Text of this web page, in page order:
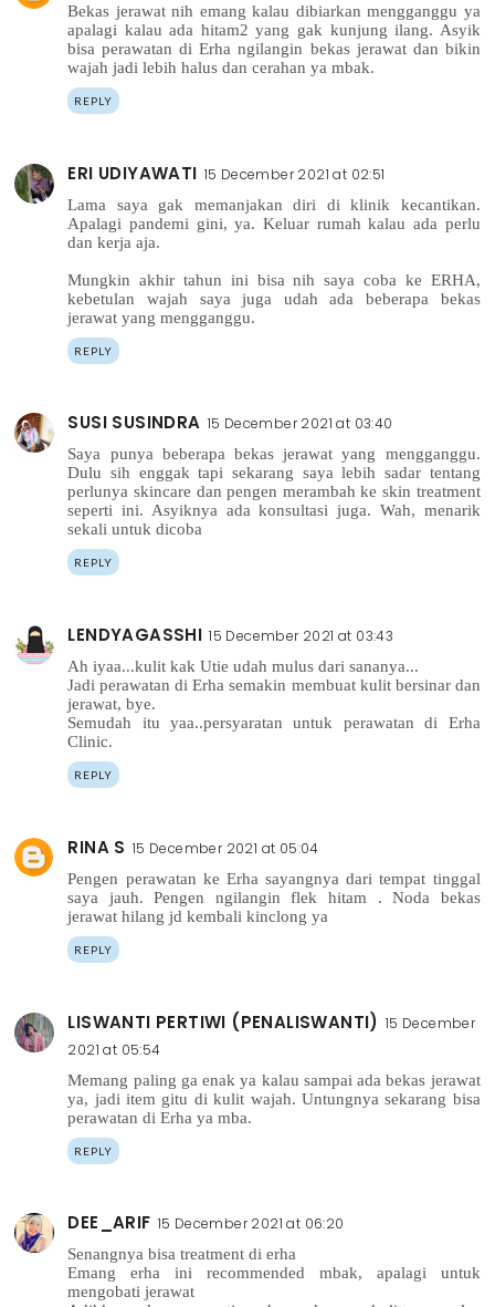
Bekas jerawat nih emang kalau dibiarkan mengganggu ya
apalagi kalau ada hitam2 yang gak kunjung ilang. Asyik
bisa perawatan di Erha ngilangin bekas jerawat dan bikin
wajah jadi lebih halus dan cerahan ya mbak.
REPLY
ERI UDIYAWATI 15 December 2021 at 02:51
Lama saya gak memanjakan diri di klinik kecantikan.
Apalagi pandemi gini, ya. Keluar rumah kalau ada perlu
dan kerja aja.
Mungkin akhir tahun ini bisa nih saya coba ke ERHA,
kebetulan wajah saya juga udah ada beberapa bekas
jerawat yang mengganggu.
REPLY
SUSI SUSINDRA 15 December 2021 at 03:40
Saya punya beberapa bekas jerawat yang mengganggu.
Dulu sih enggak tapi sekarang saya lebih sadar tentang
perlunya skincare dan pengen merambah ke skin treatment
seperti ini. Asyiknya ada konsultasi juga. Wah, menarik
sekali untuk dicoba
REPLY
LENDYAGASSHI 15 December 2021 at 03:43
Ah iyaa...kulit kak Utie udah mulus dari sananya...
Jadi perawatan di Erha semakin membuat kulit bersinar dan
jerawat, bye.
Semudah itu yaa..persyaratan untuk perawatan di Erha
Clinic.
REPLY
RINA S 15 December 2021 at 05:04
Pengen perawatan ke Erha sayangnya dari tempat tinggal
saya jauh. Pengen ngilangin flek hitam . Noda bekas
jerawat hilang jd kembali kinclong ya
REPLY
LISWANTI PERTIWI (PENALISWANTI) 15 December
2021 at 05:54
Memang paling ga enak ya kalau sampai ada bekas jerawat
ya, jadi item gitu di kulit wajah. Untungnya sekarang bisa
perawatan di Erha ya mba.
REPLY
DEE_ARIF 15 December 2021 at 06:20
Senangnya bisa treatment di erha
Emang erha ini recommended mbak, apalagi untuk
mengobati jerawat